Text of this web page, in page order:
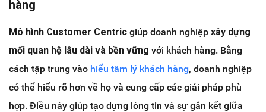
hàng
Mô hình Customer Centric giúp doanh nghiệp xây dựng
mối quan hệ lâu dài và bền vững với khách hàng. Bằng
cách tập trung vào hiểu tâm lý khách hàng, doanh nghiệp
có thể hiểu rõ hơn về họ và cung cấp các giải pháp phù
hợp. Điều này giúp tạo dựng lòng tin và sự gắn kết giữa